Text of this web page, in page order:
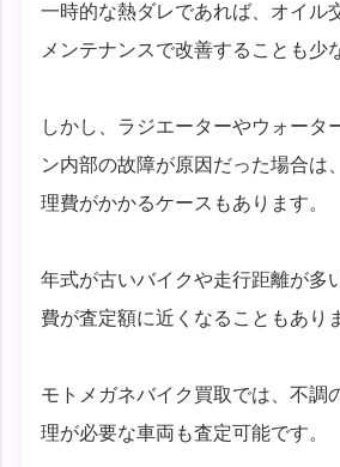
一時的な熱ダレであれば、オイル
メンテナンスで改善することも少
しかし、ラジエーターやウォータ
ン内部の故障が原因だった場合は
理費がかかるケースもあります。
年式が古いバイクや走行距離が多
費が査定額に近くなることもあり
モトメガネバイク買取では、不調
理が必要な車両も査定可能です。